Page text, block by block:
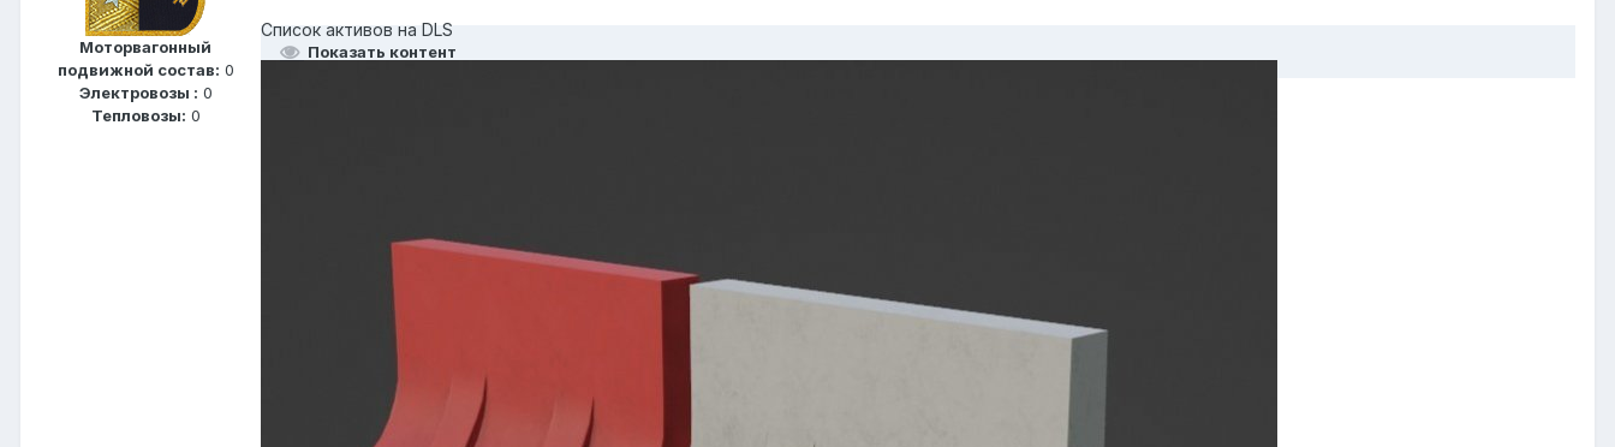
Моторвагонный
подвижной состав: 0
Электровозы : 0
Тепловозы: 0
Список активов на DLS
Показать контент